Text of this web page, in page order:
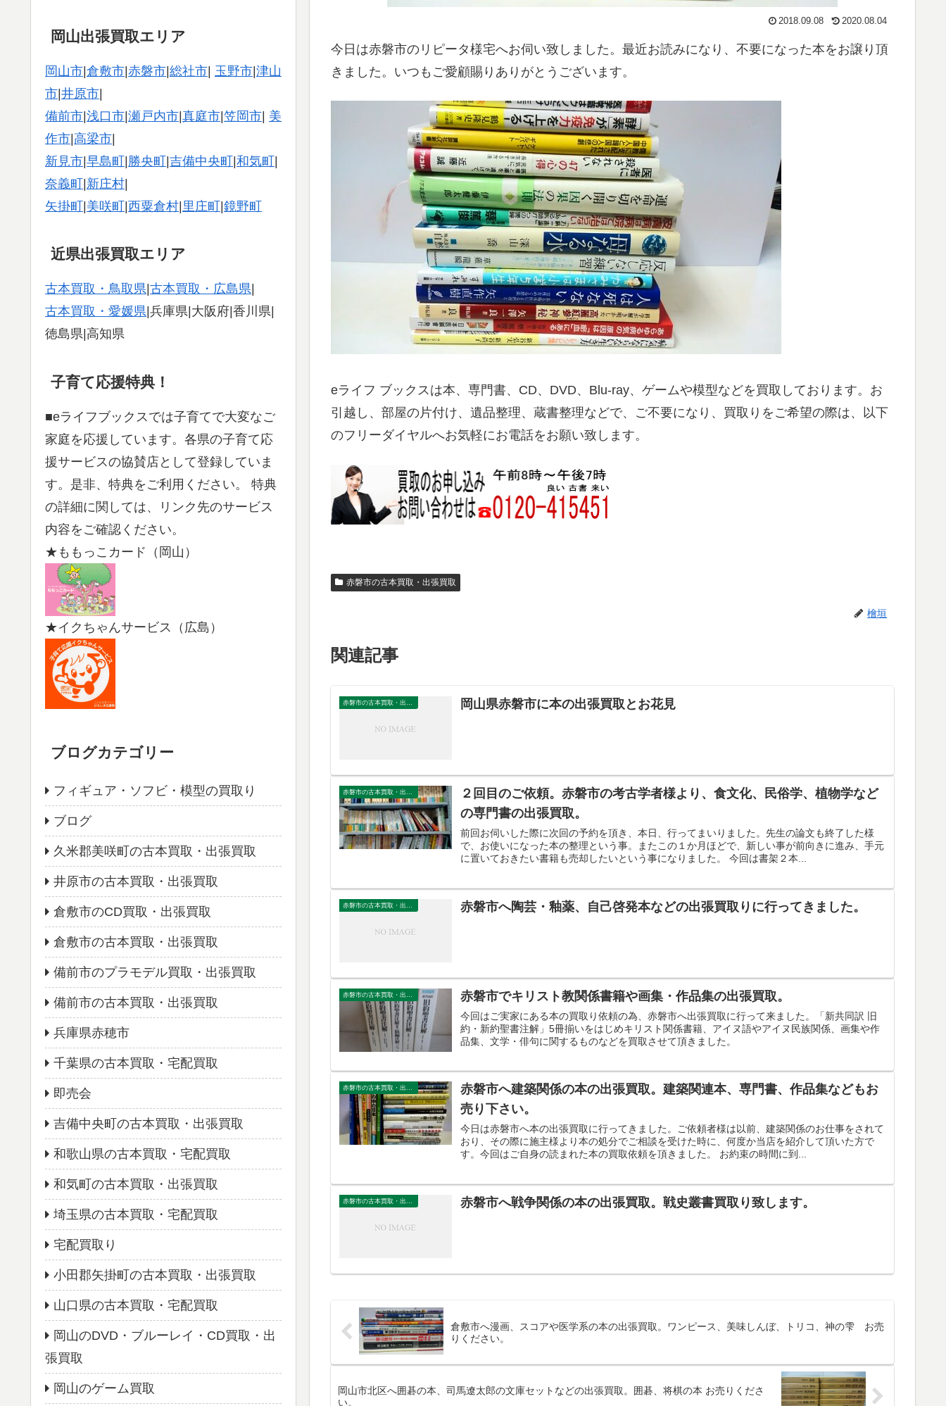
2018.09.08 2020.08.04
今日は赤磐市のリピータ様宅へお伺い致しました。最近お読みになり、不要になった本をお譲り頂
きました。いつもご愛顧賜りありがとうございます。
eライフ ブックスは本、専門書、CD、DVD、Blu-ray、ゲームや模型などを買取しております。お
引越し、部屋の片付け、遺品整理、蔵書整理などで、ご不要になり、買取りをご希望の際は、以下
のフリーダイヤルへお気軽にお電話をお願い致します。
赤磐市の古本買取・出張買取
檜垣
関連記事
岡山県赤磐市に本の出張買取とお花見
２回目のご依頼。赤磐市の考古学者様より、食文化、民俗学、植物学など
の専門書の出張買取。
前回お伺いした際に次回の予約を頂き、本日、行ってまいりました。先生の論文も終了した様
で、お使いになった本の整理という事。またこの１か月ほどで、新しい事が前向きに進み、手元
に置いておきたい書籍も売却したいという事になりました。 今回は書架２本...
赤磐市へ陶芸・釉薬、自己啓発本などの出張買取りに行ってきました。
赤磐市でキリスト教関係書籍や画集・作品集の出張買取。
今回はご実家にある本の買取り依頼の為、赤磐市へ出張買取に行って来ました。「新共同訳 旧
約・新約聖書注解」5冊揃いをはじめキリスト関係書籍、アイヌ語やアイヌ民族関係、画集や作
品集、文学・俳句に関するものなどを買取させて頂きました。
赤磐市の古本買取・出張買取
赤磐市へ建築関係の本の出張買取。建築関連本、専門書、作品集などもお
売り下さい。
今日は赤磐市へ本の出張買取に行ってきました。ご依頼者様は以前、建築関係のお仕事をされて
おり、その際に施主様より本の処分でご相談を受けた時に、何度か当店を紹介して頂いた方で
す。今回はご自身の読まれた本の買取依頼を頂きました。 お約束の時間に到...
赤磐市へ戦争関係の本の出張買取。戦史叢書買取り致します。
倉敷市へ漫画、スコアや医学系の本の出張買取。ワンピース、美味しんぼ、トリコ、神の雫 お売
りください。
岡山市北区へ囲碁の本、司馬遼太郎の文庫セットなどの出張買取。囲碁、将棋の本 お売りくださ
い。
岡山出張買取エリア
岡山市|倉敷市|赤磐市|総社市| 玉野市|津山
市|井原市|
備前市|浅口市|瀬戸内市|真庭市|笠岡市| 美
作市|高梁市|
新見市|早島町| 勝央町|吉備中央町|和気町|
奈義町|新庄村|
矢掛町|美咲町|西粟倉村| 里庄町|鏡野町
近県出張買取エリア
古本買取・鳥取県 古本買取・広島県
古本買取・愛媛県 |兵庫県|大阪府|香川県|
徳島県|高知県
子育て応援特典！
■eライフブックスでは子育てで大変なご
家庭を応援しています。各県の子育て応
援サービスの協賛店として登録していま
す。是非、特典をご利用ください。 特典
の詳細に関しては、リンク先のサービス
内容をご確認ください。
★ももっこカード（岡山）
★イクちゃんサービス（広島）
ブログカテゴリー
フィギュア・ソフビ・模型の買取り
ブログ
久米郡美咲町の古本買取・出張買取
井原市の古本買取・出張買取
倉敷市のCD買取・出張買取
倉敷市の古本買取・出張買取
備前市のプラモデル買取・出張買取
備前市の古本買取・出張買取
兵庫県赤穂市
千葉県の古本買取・宅配買取
即売会
吉備中央町の古本買取・出張買取
和歌山県の古本買取・宅配買取
和気町の古本買取・出張買取
埼玉県の古本買取・宅配買取
宅配買取り
小田郡矢掛町の古本買取・出張買取
山口県の古本買取・宅配買取
岡山のDVD・ブルーレイ・CD買取・出
張買取
岡山のゲーム買取